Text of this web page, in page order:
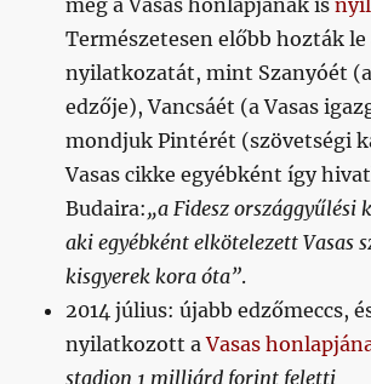
Természetesen előbb hozták le
nyilatkozatát, mint Szanyóét (a
edzője), Vancsáét (a Vasas
mondjuk Pintérét (szövetségi
Vasas cikke egyébként így
Budaira:„a Fidesz országgyűlési
aki egyébként elkötelezett Vasas
kisgyerek kora óta”.
2014 július: újabb edzőmeccs,
nyilatkozott aVasas
stadion 1 milliárd forint feletti